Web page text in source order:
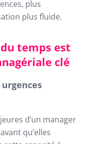
plus
plus fluide.
temps est
clé
d’un manager
qu’elles